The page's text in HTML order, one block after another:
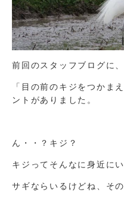
前回のスタッフブログに、
「目の前のキジをつかま
ントがありました。
ん・・？キジ？
キジってそんなに身近に
サギならいるけどね、そ